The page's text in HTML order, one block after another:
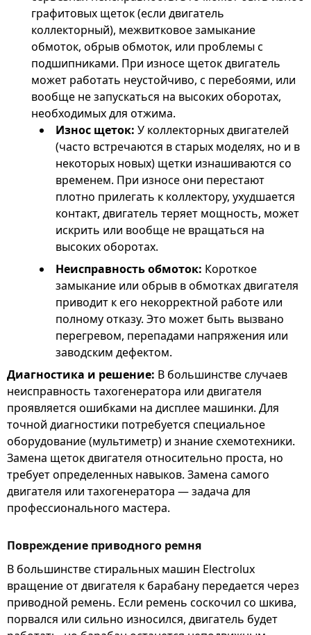
графитовых щеток (если двигатель
коллекторный), межвитковое замыкание
обмоток, обрыв обмоток, или проблемы с
подшипниками. При износе щеток двигатель
может работать неустойчиво, с перебоями, или
вообще не запускаться на высоких оборотах,
необходимых для отжима.
Износ щеток: У коллекторных двигателей
(часто встречаются в старых моделях, но и в
некоторых новых) щетки изнашиваются со
временем. При износе они перестают
плотно прилегать к коллектору, ухудшается
контакт, двигатель теряет мощность, может
искрить или вообще не вращаться на
высоких оборотах.
Неисправность обмоток: Короткое
замыкание или обрыв в обмотках двигателя
приводит к его некорректной работе или
полному отказу. Это может быть вызвано
перегревом, перепадами напряжения или
заводским дефектом.
Диагностика и решение: В большинстве случаев
неисправность тахогенератора или двигателя
проявляется ошибками на дисплее машинки. Для
точной диагностики потребуется специальное
оборудование (мультиметр) и знание схемотехники.
Замена щеток двигателя относительно проста, но
требует определенных навыков. Замена самого
двигателя или тахогенератора — задача для
профессионального мастера.
Повреждение приводного ремня
В большинстве стиральных машин Electrolux
вращение от двигателя к барабану передается через
приводной ремень. Если ремень соскочил со шкива,
порвался или сильно износился, двигатель будет